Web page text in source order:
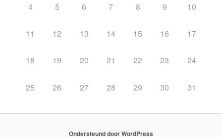
4 5 6 7 8 9 10
11 12 13 14 15 16 17
18 19 20 21 22 23 24
25 26 27 28 29 30 31
Ondersteund door WordPress